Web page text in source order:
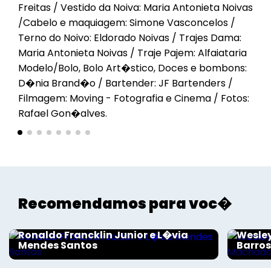
Voltar
Freitas / Vestido da Noiva: Maria Antonieta Noivas
/Cabelo e maquiagem: Simone Vasconcelos /
Terno do Noivo: Eldorado Noivas / Trajes Dama:
Maria Antonieta Noivas / Traje Pajem: Alfaiataria
Modelo/Bolo, Bolo Art�stico, Doces e bombons:
D�nia Brand�o / Bartender: JF Bartenders /
Filmagem: Moving - Fotografia e Cinema / Fotos:
Rafael Gon�alves.
Recomendamos para voc�
Ronaldo Francklin Junior e L�via
Mendes Santos